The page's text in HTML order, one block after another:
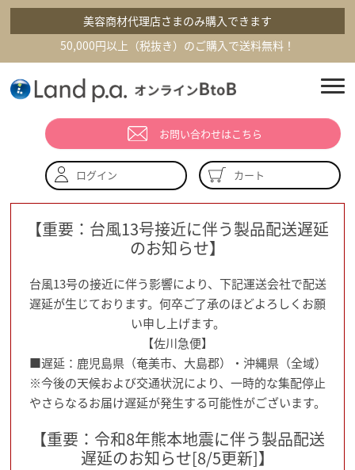
美容商材代理店さまのみ購入できます
50,000円以上（税抜き）のご購入で送料無料！
お問い合わせはこちら
ログイン カート
【重要：台風13号接近に伴う製品配送遅延
のお知らせ】
台風13号の接近に伴う影響により、下記運送会社で配送
遅延が生じております。何卒ご了承のほどよろしくお願
い申し上げます。
【佐川急便】
■遅延：鹿児島県（奄美市、大島郡）・沖縄県（全域）
※今後の天候および交通状況により、一時的な集配停止
やさらなるお届け遅延が発生する可能性がございます。
【重要：令和8年熊本地震に伴う製品配送
遅延のお知らせ[8/5更新]】